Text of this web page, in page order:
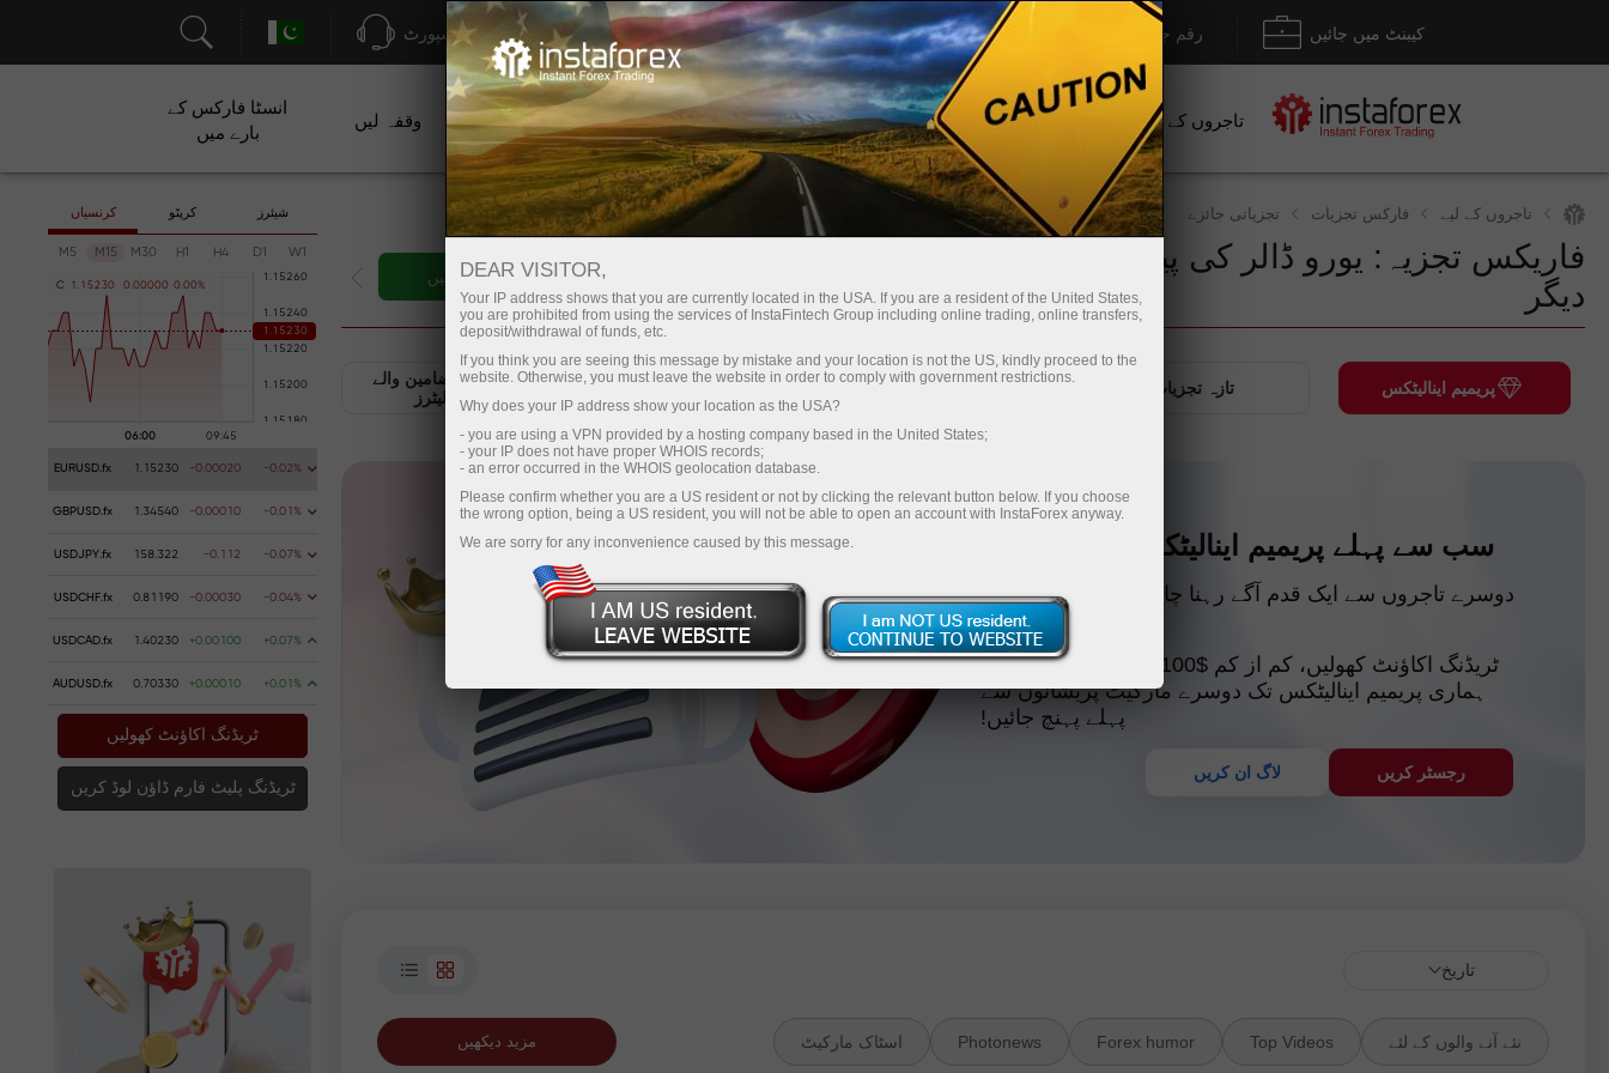
سپورٹ فوری اکاونٹ کھولیں تجارتی پلیٹ فارم رقم جمع کروانا / نکلوانا کیبنٹ میں جائیں
تاجروں کے لیے نو آموز کے لیے
سرمایہ کاروں کے
لیے
شراکت داروں کے
لئے
مہمات وقفہ لیں
انسٹا فارکس کے
بارے میں
تاجروں کے لیے فارکس تجزیات تجزیاتی جائزے
فاریکس تجزیہ: یورو ڈالر کی پیشن گوئی اور
دیگر
تجارتی اکاؤنٹ کھولیں رقم جمع کروائیں
پریمیم اینالیٹکس تازہ تجزیات سرکردہ تجزیات
بذریعہ ٹیلی گرام
تجزیات
تجزیاتی مضامین والے
نیوز لیٹرز
سب سے پہلے پریمیم اینالیٹکس حاصل کریں
دوسرے تاجروں سے ایک قدم آگے رہنا چاہتے ہیں؟ فائدہ فوراً
حاصل کریں!
ٹریڈنگ اکاؤنٹ کھولیں، کم از کم $100 جمع کرائیں، اور آپ
ہماری پریمیم اینالیٹکس تک دوسرے مارکیٹ پریشانوں سے
پہلے پہنچ جائیں!
رجسٹر کریں لاگ ان کریں
تاریخ
نئے آنے والوں کے لئے Top Videos
Forex humor
Photonews اسٹاک مارکیٹ مزید دیکھیں
کرنسیاں کرپٹو شیئرز
M5 M15 M30 H1 H4 D1 W1
C 1 . 1 52 30 0 .00000 0 .00%
EURUSD.fx 1.15230 -0.00020 -0.02%
GBPUSD.fx 1.34540 -0.00010 -0.01%
USDJPY.fx 158.322 -0.112 -0.07%
USDCHF.fx 0.81190 -0.00030 -0.04%
USDCAD.fx 1.40230 +0.00100 +0.07%
AUDUSD.fx 0.70330 +0.00010 +0.01%
ٹریڈنگ اکاؤنٹ کھولیں
ٹریڈنگ پلیٹ فارم ڈاؤن لوڈ کریں
DEAR VISITOR,
Your IP address shows that you are currently located in the USA. If you are a resident of the United States,
you are prohibited from using the services of InstaFintech Group including online trading, online transfers,
deposit/withdrawal of funds, etc.
If you think you are seeing this message by mistake and your location is not the US, kindly proceed to the
website. Otherwise, you must leave the website in order to comply with government restrictions.
Why does your IP address show your location as the USA?
- you are using a VPN provided by a hosting company based in the United States;
- your IP does not have proper WHOIS records;
- an error occurred in the WHOIS geolocation database.
Please confirm whether you are a US resident or not by clicking the relevant button below. If you choose
the wrong option, being a US resident, you will not be able to open an account with InstaForex anyway.
We are sorry for any inconvenience caused by this message.